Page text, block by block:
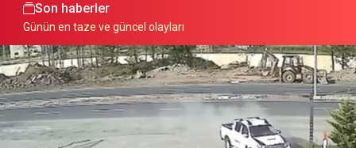
Son haberler
Günün en taze ve güncel olayları